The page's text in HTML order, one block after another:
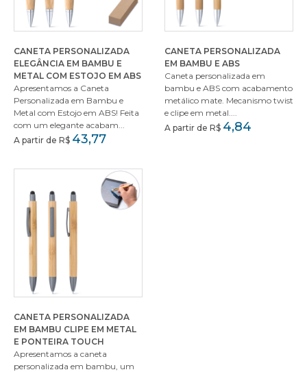
CANETA PERSONALIZADA
ELEGÂNCIA EM BAMBU E
METAL COM ESTOJO EM ABS
Apresentamos a Caneta
Personalizada em Bambu e
Metal com Estojo em ABS! Feita
com um elegante acabam...
A partir de R$ 43,77
CANETA PERSONALIZADA
EM BAMBU E ABS
Caneta personalizada em
bambu e ABS com acabamento
metálico mate. Mecanismo twist
e clipe em metal....
A partir de R$ 4,84
CANETA PERSONALIZADA
EM BAMBU CLIPE EM METAL
E PONTEIRA TOUCH
Apresentamos a caneta
personalizada em bambu, um